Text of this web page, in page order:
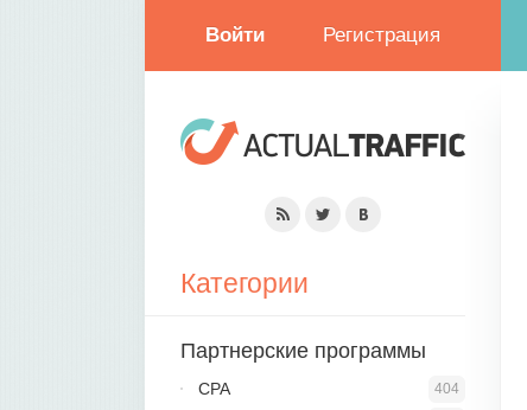
Войти Регистрация
Категории
Партнерские программы
404
CPA